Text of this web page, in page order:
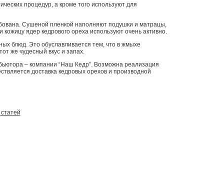
процедур, а кроме того используют для
Сушеной пленкой наполняют подушки и матрацы,
ядер кедрового ореха используют очень активно.
блюд. Это обуславливается тем, что в жмыхе
же чудесный вкус и запах.
– компании “Наш Кедр”. Возможна реализация
доставка кедровых орехов и производной
статей